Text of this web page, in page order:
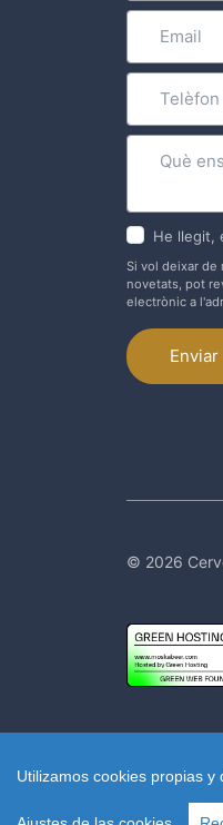
Utilizamos cookies propias
He llegit,
Si vol deixar de
novetats, pot
electrònic a
Enviar
© 2026